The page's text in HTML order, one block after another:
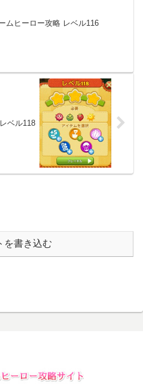
ムヒーロー攻略 レベル116
ベル118
を書き込む